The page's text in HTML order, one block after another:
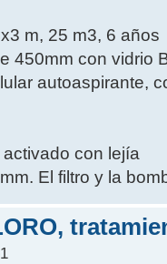
m, 25 m3, 6 años
450mm con vidrio
autoaspirante,
con lejía
El filtro y la